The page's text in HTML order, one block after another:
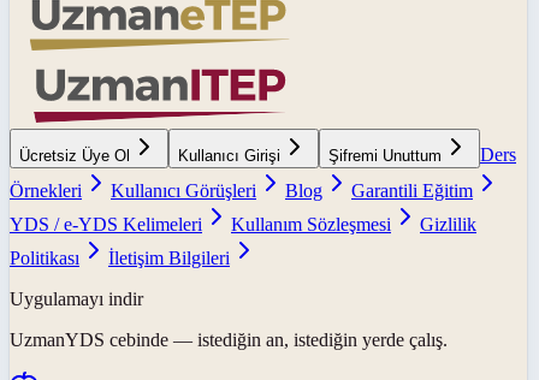
Ücretsiz Üye Ol Kullanıcı Girişi Şifremi Unuttum
Ders
Örnekleri
Kullanıcı Görüşleri Blog
Garantili Eğitim
YDS / e-YDS Kelimeleri
Kullanım Sözleşmesi
Gizlilik
Politikası
İletişim Bilgileri
Uygulamayı indir
UzmanYDS cebinde — istediğin an, istediğin yerde çalış.